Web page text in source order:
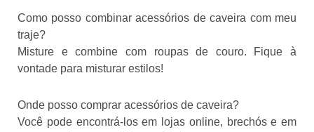
Como posso combinar acessórios de caveira com meu
traje?
Misture e combine com roupas de couro. Fique à
vontade para misturar estilos!
Onde posso comprar acessórios de caveira?
Você pode encontrá-los em lojas online, brechós e em